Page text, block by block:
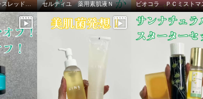
リアリナ プレシャスレッドセラム セルティユ 薬用素肌液Ｎ